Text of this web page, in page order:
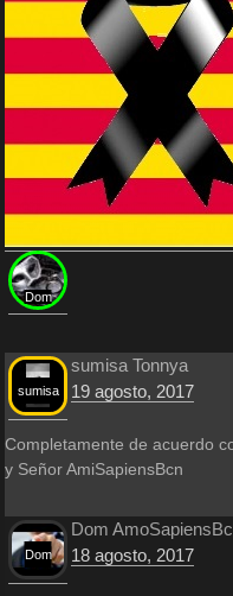
Dom
sumisa
sumisa Tonnya
19 agosto, 2017
Completamente de acuerdo
y Señor AmiSapiensBcn
Dom
Dom
18 agosto, 2017